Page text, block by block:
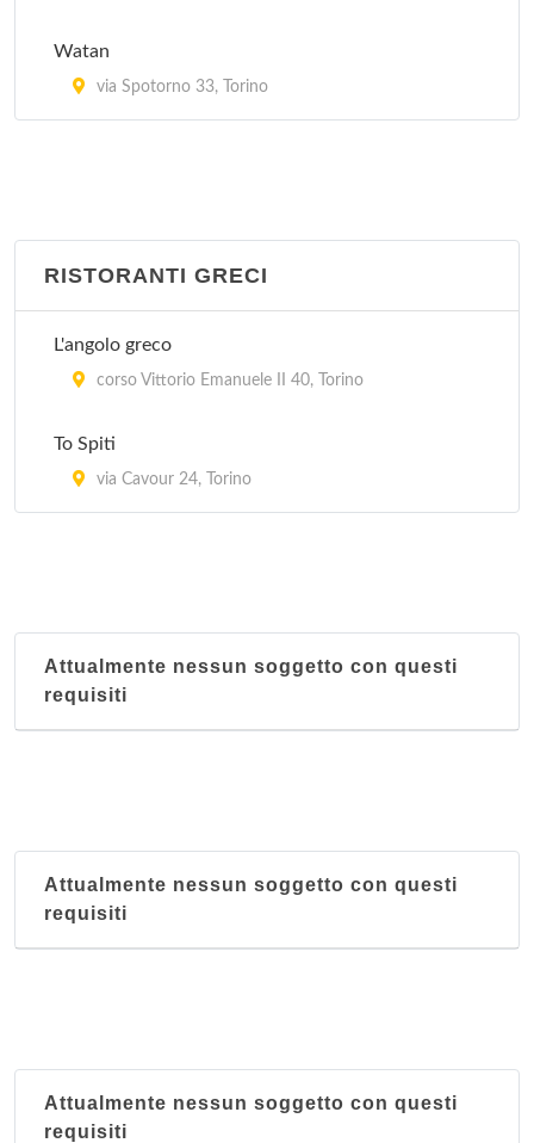
Watan
via Spotorno 33, Torino
RISTORANTI GRECI
L'angolo greco
corso Vittorio Emanuele II 40, Torino
To Spiti
via Cavour 24, Torino
Attualmente nessun soggetto con questi
requisiti
Attualmente nessun soggetto con questi
requisiti
Attualmente nessun soggetto con questi
requisiti